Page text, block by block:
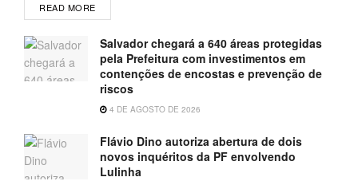
READ MORE
Salvador chegará a 640 áreas protegidas
pela Prefeitura com investimentos em
contenções de encostas e prevenção de
riscos
4 DE AGOSTO DE 2026
Flávio Dino autoriza abertura de dois
novos inquéritos da PF envolvendo
Lulinha